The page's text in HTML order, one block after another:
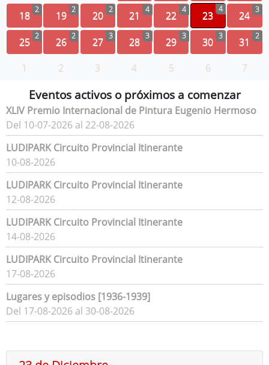
18 2 19 2 20 2 21 4 22 4 23
4
24 3
25 2 26 2 27 3 28 3 29 3 30 3 31 2
1 2 3 4 5 6 7
Eventos activos o próximos a comenzar
XLIV Premio Internacional de Pintura Eugenio Hermoso
Del 10-07-2026 al 22-08-2026
LUDIPARK Circuito Provincial Itinerante
10-08-2026
LUDIPARK Circuito Provincial Itinerante
12-08-2026
LUDIPARK Circuito Provincial Itinerante
14-08-2026
LUDIPARK Circuito Provincial Itinerante
17-08-2026
Lugares y episodios [1936-1939]
Del 17-08-2026 al 30-08-2026